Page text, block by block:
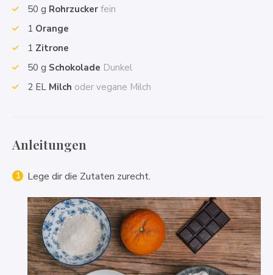
50 g Rohrzucker fein
1 Orange
1 Zitrone
50 g Schokolade Dunkel
2 EL Milch oder vegane Milch
Anleitungen
Lege dir die Zutaten zurecht.